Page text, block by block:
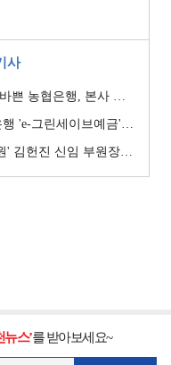
사
‘긴장’ [막 오른 금융권 하투(夏鬪)]
' [이주의 은행 예금금리-8월 1주]
···교육·디지털·기획 '올라운더'
뉴스’를 받아보세요~